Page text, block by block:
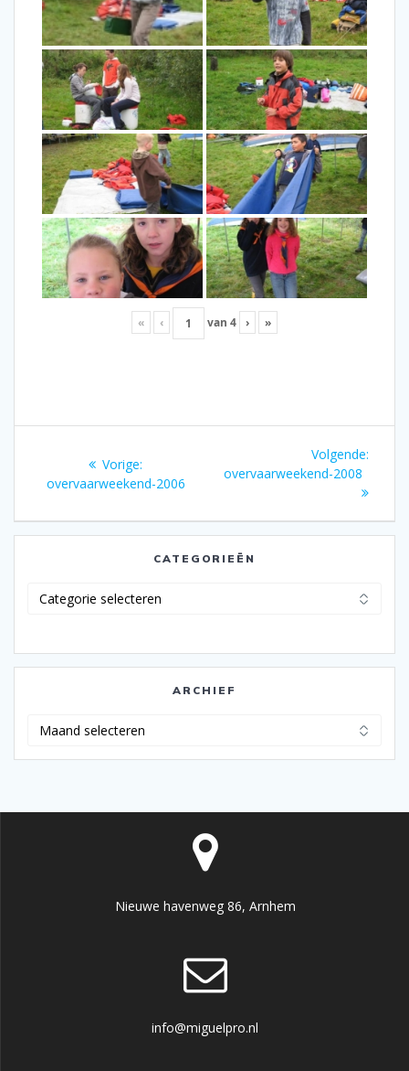
« ‹ van 4 › »
navigatie
Vorige:
bericht:
overvaarweekend-2006
Volgende:
overvaarweekend-2008
CATEGORIEËN
ARCHIEF
Nieuwe havenweg 86, Arnhem
info@miguelpro.nl